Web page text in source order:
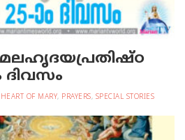
OF MARY, PRAYERS, SPECIAL STORIES